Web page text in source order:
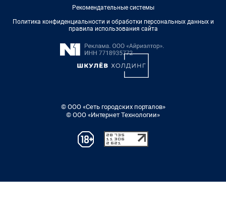
Рекомендательные системы
Политика конфиденциальности и обработки персональных данных и
правила использования сайта
© ООО «Сеть городских порталов»
© ООО «Интернет Технологии»